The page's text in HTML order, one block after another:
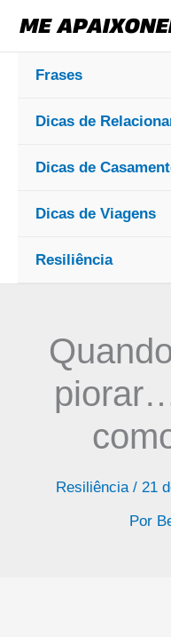
para
conteúdo
Frases
Dicas de
Dicas de
Dicas de Viagens
Resiliência
Resiliência/ 21
Por